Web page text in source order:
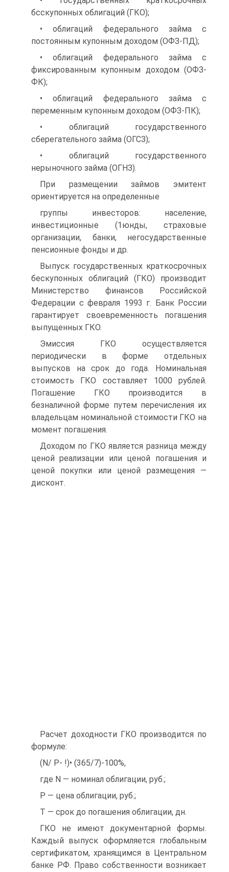
бсскупонных облигаций (ГКО);
• облигаций федерального займа с
постоянным купонным до­ходом (ОФЗ-ПД);
• облигаций федерального займа с
фиксированным купонным доходом (ОФЗ-
ФК);
• облигаций федерального займа с
переменным купонным до­ходом (ОФЗ-ПК);
• облигаций государственного
сберегательного займа (ОГСЗ);
• облигаций государственного
нерыночного займа (ОГНЗ).
При размещении займов эмитент
ориентируется на определенные
группы инвесторов: население,
инвестиционные (1юнды, страховые
организации, банки, негосударственные
пенсионные фонды и др.
Выпуск государственных краткосрочных
бескупонных облигаций (ГКО) производит
Министерство финансов Российской
Федерации с февраля 1993 г. Банк России
гарантирует своевременность пога­шения
выпущенных ГКО.
Эмиссия ГКО осуществляется
периодически в форме отдельных
выпусков на срок до года. Номинальная
стоимость ГКО составляет 1000 рублей.
Погашение ГКО производится в
безналичной форме путем перечисления их
владельцам номинальной стоимости ГКО на
момент погашения.
Доходом по ГКО является разница между
ценой реализации или ценой погашения и
ценой покупки или ценой размещения —
дис­конт.
Расчет доходности ГКО производится по
формуле:
(N/ Р- !)• (365/7)-100%,
где N — номинал облигации, руб.;
Р — цена облигации, руб.;
Т — срок до погашения облигации, дн.
ГКО не имеют документарной формы.
Каждый выпуск оформ­ляется глобальным
сертификатом, хранящимся в Центральном
бан­ке РФ. Право собственности возникает